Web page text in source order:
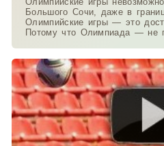
Большого Сочи, даже в
Олимпийские игры — это
Потому что Олимпиада — не